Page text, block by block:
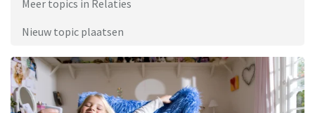
Meer topics in Relaties
Nieuw topic plaatsen